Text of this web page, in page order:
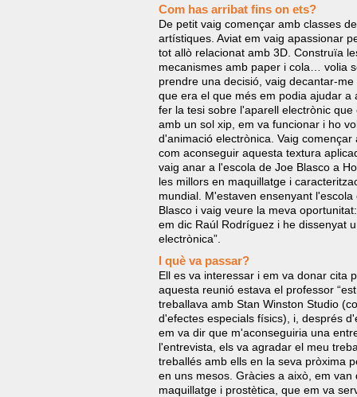
Com has arribat fins on ets?
De petit vaig començar amb classes
artístiques. Aviat em vaig apassionar
tot allò relacionat amb 3D. Construïa
mecanismes amb paper i cola… volia
prendre una decisió, vaig decantar-me
que era el que més em podia ajudar a
fer la tesi sobre l'aparell electrònic
amb un sol xip, em va funcionar i ho
d'animació electrònica. Vaig
com aconseguir aquesta textura
vaig anar a l'escola de Joe Blasco a
les millors en maquillatge i
mundial. M'estaven ensenyant
Blasco i vaig veure la meva
em dic Raúl Rodríguez i he dissenyat
electrònica”.
I què va passar?
Ell es va interessar i em va donar cita
aquesta reunió estava el professor
treballava amb Stan Winston Studio
d'efectes especials físics), i, després
em va dir que m'aconseguiria una
l'entrevista, els va agradar el meu
treballés amb ells en la seva pròxima
en uns mesos. Gràcies a això, em
maquillatge i prostètica, que em va